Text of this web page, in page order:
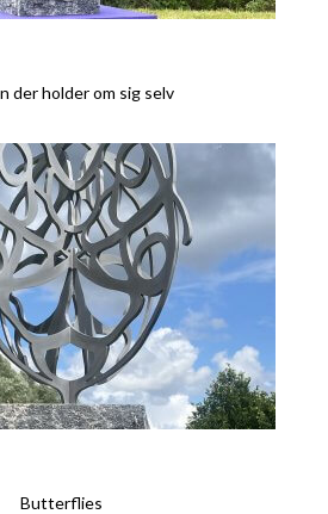
der holder om sig selv
Butterflies